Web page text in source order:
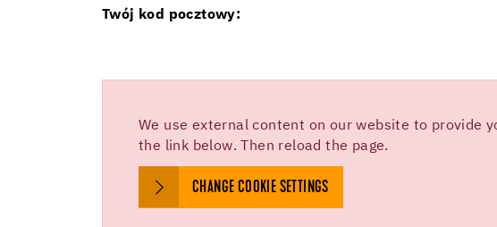
Twój kod pocztowy:
We use external content on our website to provide
the link below. Then reload the page.
CHANGE COOKIE SETTINGS